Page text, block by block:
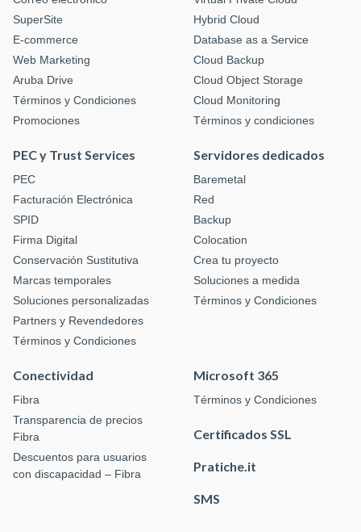
SuperSite
E-commerce
Web Marketing
Aruba Drive
Términos y Condiciones
Promociones
Hybrid Cloud
Database as a Service
Cloud Backup
Cloud Object Storage
Cloud Monitoring
Términos y condiciones
PEC y Trust Services
PEC
Facturación Electrónica
SPID
Firma Digital
Conservación Sustitutiva
Marcas temporales
Soluciones personalizadas
Partners y Revendedores
Términos y Condiciones
Servidores dedicados
Baremetal
Red
Backup
Colocation
Crea tu proyecto
Soluciones a medida
Términos y Condiciones
Conectividad
Fibra
Transparencia de precios
Fibra
Descuentos para usuarios
con discapacidad – Fibra
Microsoft 365
Términos y Condiciones
Certificados SSL
Pratiche.it
SMS